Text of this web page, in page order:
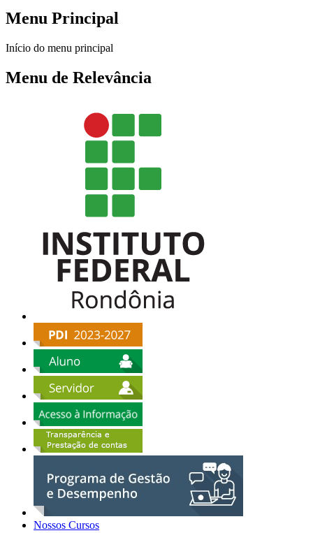
Menu Principal
Início do menu principal
Menu de Relevância
Nossos Cursos